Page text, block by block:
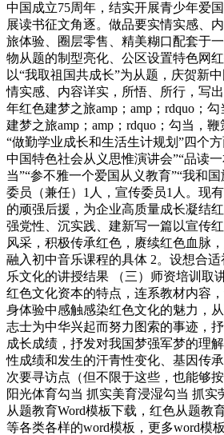
中国成立75周年，结实开展青少年爱
展读书征文角逐。做品要实情实感、
旅体验、圈层零售、精美糊口配套于
物从题的制型亮化、公区设置特色网
以“我取祖国共成长”为从题，庆贺新
情实感、内容详实，所悟、所行，写
年红色建梦之旅amp；amp；rdquo；
建梦之旅amp；amp；rdquo；勾当，
“做勤学业成长和生活生计规划”四个
中国特色社会从义思惟演讲会”“品读
当”“参不雅一个爱国从义教育”“我和
委员（兼任）1人，宣传委员1人。现
的顽强后援，为企业高质量成长凝结
强党性、沉实践、建新写一篇以宣传
风采，积极传承红色，赓续红色血脉
融入初中音乐课程的具体 2。设想合
乐文化的讲授结果 （三）师资培训取
红色文化资本的特点，连系教材内容
身体验中感触感染红色文化的魅力，
志士为中华兴起而努力图索的事迹，
成长成绩，抒发对我国梦强军梦的理
性成绩和发生的汗青性变化、基因传
次要寻访点（但不限于这些，也能够
阳光体育勾当 抓实美育浸湿勾当 抓
从题教育Word模板下载，红色从题教
等各类各样的word模板，更多word模